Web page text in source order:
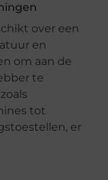
over een
en
om aan de
te
tot
er